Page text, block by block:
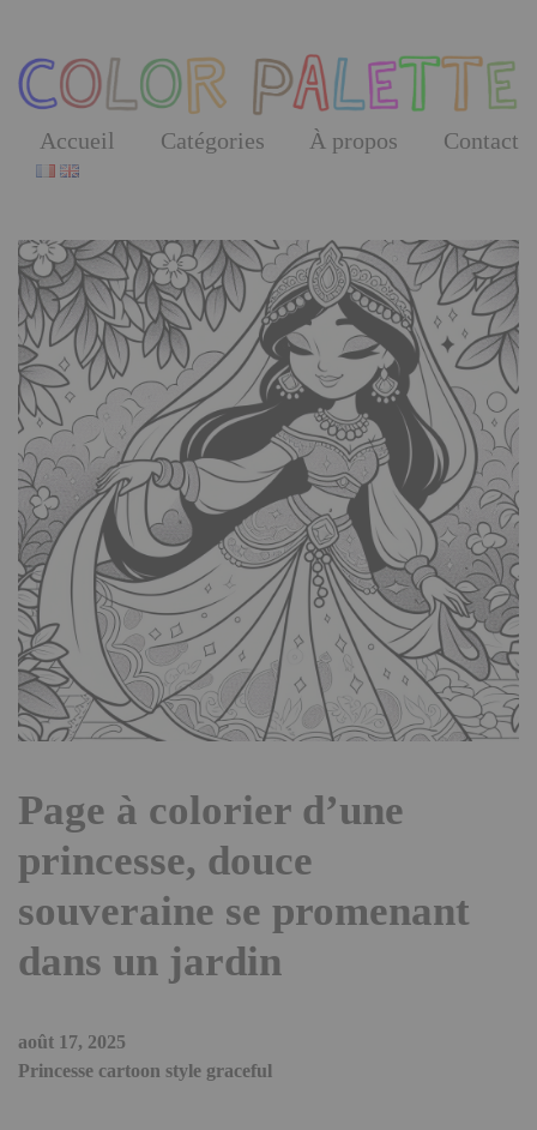
the
content
Accueil Catégories À propos Contact
Page à colorier d’une
princesse, douce
souveraine se promenant
dans un jardin
août 17, 2025
Princesse cartoon style graceful